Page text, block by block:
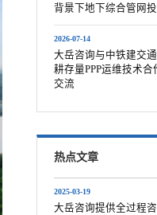
背景下地下综合管网
2026-07-14
大岳咨询与中铁建交
耕存量PPP运维技术合
交流
热点文章
2025-03-19
大岳咨询提供全过程